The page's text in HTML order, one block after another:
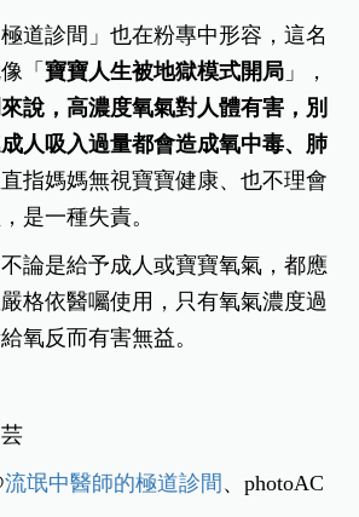
極道診間」也在粉專中形容，這名
「寶寶人生被地獄模式開局 」，
說，高濃度氧氣對人體有害，別
人吸入過量都會造成氧中毒、肺
直指媽媽無視寶寶健康、也不理會
是一種失責。
論是給予成人或寶寶氧氣，都應
格依醫囑使用，只有氧氣濃度過
氧反而有害無益。
流氓中醫師的極道診間 、photoAC